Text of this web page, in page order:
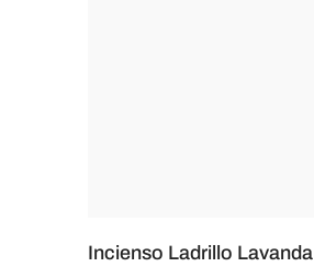
Incienso Ladrillo Lavanda